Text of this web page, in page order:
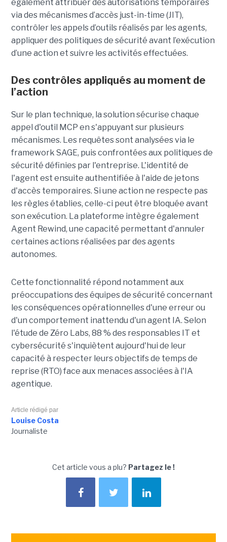
également attribuer des autorisations temporaires
via des mécanismes d’accès just-in-time (JIT),
contrôler les appels d’outils réalisés par les agents,
appliquer des politiques de sécurité avant l’exécution
d’une action et suivre les activités effectuées.
Des contrôles appliqués au moment de
l’action
Sur le plan technique, la solution sécurise chaque
appel d'outil MCP en s'appuyant sur plusieurs
mécanismes. Les requêtes sont analysées via le
framework SAGE, puis confrontées aux politiques de
sécurité définies par l'entreprise. L'identité de
l'agent est ensuite authentifiée à l'aide de jetons
d'accès temporaires. Si une action ne respecte pas
les règles établies, celle-ci peut être bloquée avant
son exécution. La plateforme intègre également
Agent Rewind, une capacité permettant d'annuler
certaines actions réalisées par des agents
autonomes.
Cette fonctionnalité répond notamment aux
préoccupations des équipes de sécurité concernant
les conséquences opérationnelles d'une erreur ou
d'un comportement inattendu d'un agent IA. Selon
l'étude de Zéro Labs, 88 % des responsables IT et
cybersécurité s'inquiètent aujourd'hui de leur
capacité à respecter leurs objectifs de temps de
reprise (RTO) face aux menaces associées à l'IA
agentique.
Article rédigé par
Louise Costa
Journaliste
Cet article vous a plu? Partagez le !